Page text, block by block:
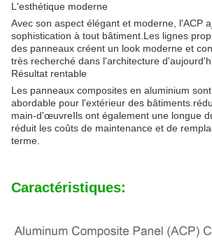
L'esthétique moderne
Avec son aspect élégant et moderne, l'ACP
sophistication à tout bâtiment.Les lignes
des panneaux créent un look moderne et
très recherché dans l'architecture
Résultat rentable
Les panneaux composites en aluminium
abordable pour l'extérieur des
main-d'œuvreIls ont également une longue
réduit les coûts de maintenance et de
terme.
Caractéristiques: